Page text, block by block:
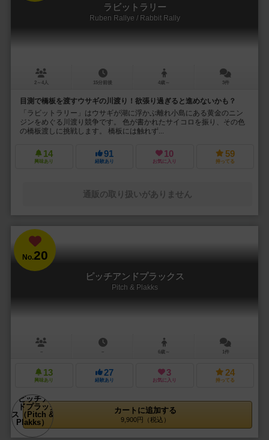
ラビットラリー
Ruben Rallye / Rabbit Rally
2～4人 15分前後 4歳～ 3件
目測で橋板を渡すウサギの川渡り！欲張り過ぎると進めないかも？
「ラビットラリー」はウサギが湖に浮かぶ離れ小島にある黄金のニン
ジンをめぐる川渡り競争です。 色が書かれたサイコロを振り、その色
の橋板渡しに挑戦します。 橋板には触れず...
14
興味あり
91
経験あり
10
お気に入り
59
持ってる
通販の取り扱いがありません
No.20
ピッチアンドプラックス
Pitch & Plakks
－ － 6歳～ 1件
13
興味あり
27
経験あり
3
お気に入り
24
持ってる
カートに追加する
9,900円（税込）